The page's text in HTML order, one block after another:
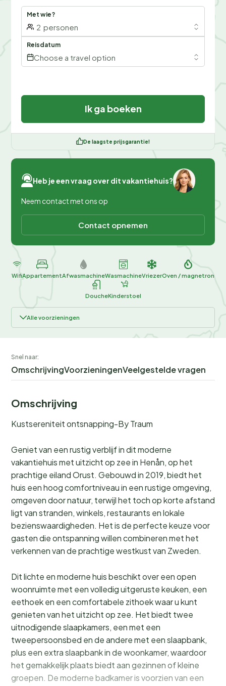
Met wie?
2 personen
Reisdatum
Choose a travel option
Ik ga boeken
De laagste prijsgarantie!
Heb je een vraag over dit vakantiehuis?
Neem contact met ons op
Contact opnemen
WifiAppartementAfwasmachineWasmachineVriezerOven / magnetron
DoucheKinderstoel
Alle voorzieningen
Snel naar:
OmschrijvingVoorzieningenVeelgestelde vragen
Omschrijving
Kustsereniteit ontsnapping-By Traum
Geniet van een rustig verblijf in dit moderne
vakantiehuis met uitzicht op zee in Henån, op het
prachtige eiland Orust. Gebouwd in 2019, biedt het
huis een hoog comfortniveau in een rustige omgeving,
omgeven door natuur, terwijl het toch op korte afstand
ligt van stranden, winkels, restaurants en lokale
bezienswaardigheden. Het is de perfecte keuze voor
gasten die ontspanning willen combineren met het
verkennen van de prachtige westkust van Zweden.
Dit lichte en moderne huis beschikt over een open
woonruimte met een volledig uitgeruste keuken, een
eethoek en een comfortabele zithoek waar u kunt
genieten van het uitzicht op zee. Het biedt twee
uitnodigende slaapkamers, een met een
tweepersoonsbed en de andere met een slaapbank,
plus een extra slaapbank in de woonkamer, waardoor
het gemakkelijk plaats biedt aan gezinnen of kleine
groepen. De moderne badkamer is voorzien van een